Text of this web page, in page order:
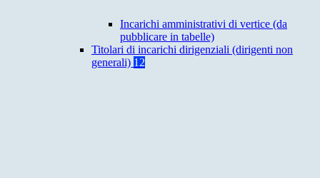
Incarichi amministrativi di vertice (da
pubblicare in tabelle)
Titolari di incarichi dirigenziali (dirigenti non
generali) 12